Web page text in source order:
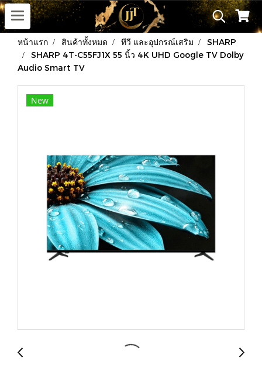
หน้าแรก สินค้าทั้งหมด ทีวี และอุปกรณ์เสริม
SHARP
SHARP 4T-C55FJ1X 55 นิ้ว 4K UHD Google TV Dolby
Audio Smart TV
New